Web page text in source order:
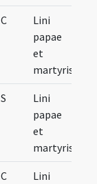
C
Lini
papae
et
martyris
S
Lini
papae
et
martyris
C
Lini